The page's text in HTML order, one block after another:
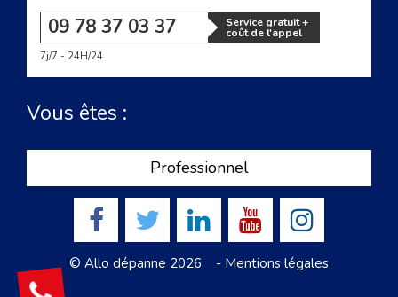
09 78 37 03 37 Service gratuit +
coût de l'appel
7j/7 - 24H/24
Vous êtes :
Professionnel
© Allo dépanne 2026 - Mentions légales